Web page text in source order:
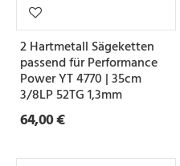
2 Hartmetall Sägeketten
passend für Performance
Power YT 4770 | 35cm
3/8LP 52TG 1,3mm
64,00 €